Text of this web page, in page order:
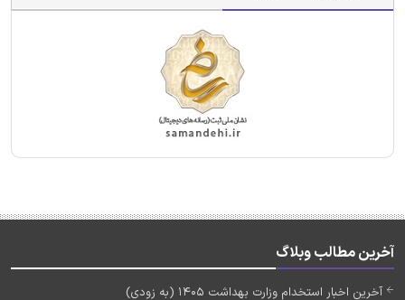
آخرین مطالب وبلاگ
آخرین اخبار استخدام وزارت بهداشت 1405 (به زودی)